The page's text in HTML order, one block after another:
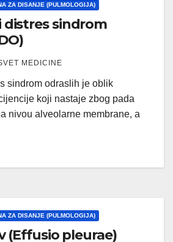
ZA DISANJE (PULMOLOGIJA)
distres sindrom
MEDICINE
sindrom odraslih je oblik
koji nastaje zbog pada
nivou alveolarne membrane, a
ZA DISANJE (PULMOLOGIJA)
(Effusio pleurae)